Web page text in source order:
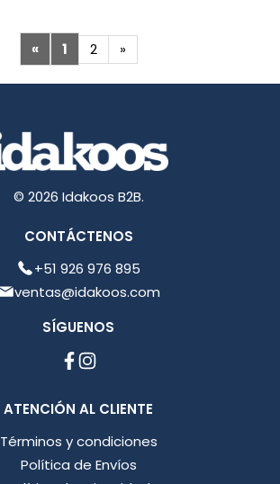
« 1 2 »
© 2026 Idakoos B2B.
CONTÁCTENOS
+51 926 976 895
ventas@idakoos.com
SÍGUENOS
ATENCIÓN AL CLIENTE
Términos y condiciones
Política de Envíos